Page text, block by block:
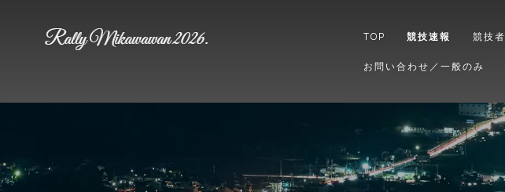
TOP 競技速報 競技者
お問い合わせ／一般のみ